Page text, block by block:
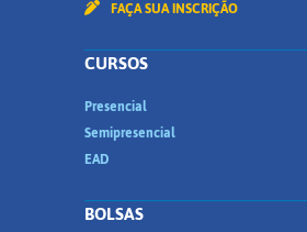
FAÇA SUA INSCRIÇÃO
CURSOS
Presencial
Semipresencial
EAD
BOLSAS